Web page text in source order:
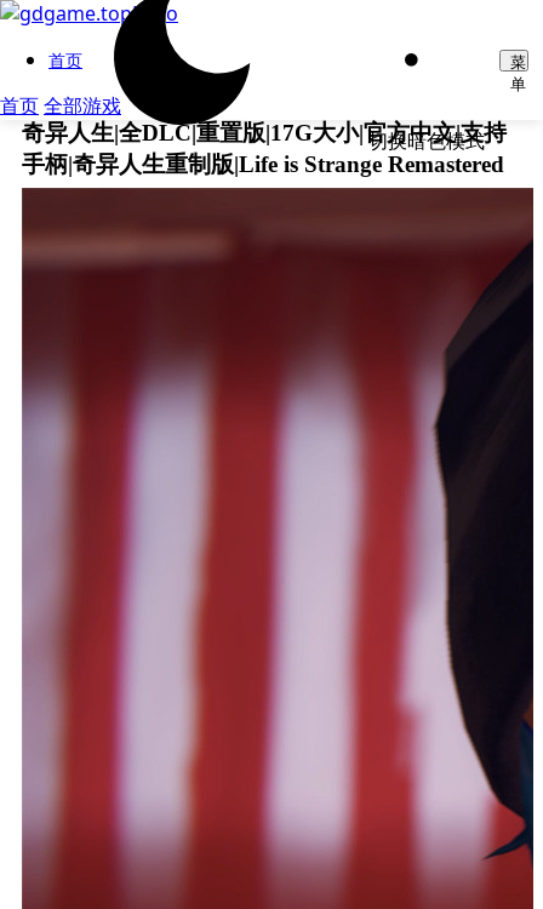
首页
首页全部游戏
切换暗色模式
菜
单
奇异人生|全DLC|重置版|17G大小|官方中文|支持
手柄|奇异人生重制版|Life is Strange Remastered